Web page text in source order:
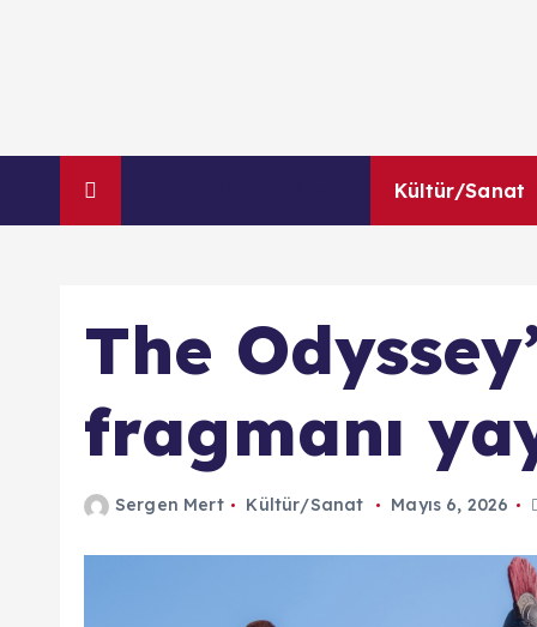
Kültür/Sanat
The
fragmanı
Sergen Mert Kültür/Sanat Mayıs 6, 2026